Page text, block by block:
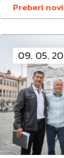
Preberi
09. 05.